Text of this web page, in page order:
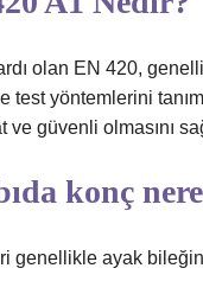
olan EN 420,
test yöntemlerini
ve güvenli olmasını
konç
genellikle ayak